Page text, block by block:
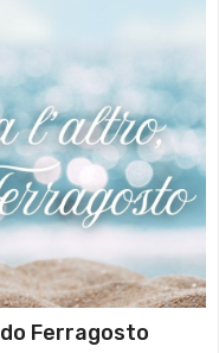
Ferragosto